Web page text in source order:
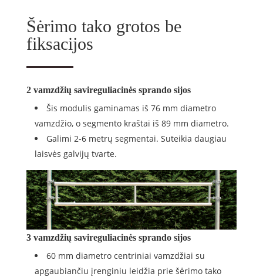
Šėrimo tako grotos be
fiksacijos
2 vamzdžių savireguliacinės sprando sijos
Šis modulis gaminamas iš 76 mm diametro
vamzdžio, o segmento kraštai iš 89 mm diametro.
Galimi 2-6 metrų segmentai. Suteikia daugiau
laisvės galvijų tvarte.
3 vamzdžių savireguliacinės sprando sijos
60 mm diametro centriniai vamzdžiai su
apgaubiančiu įrenginiu leidžia prie šėrimo tako